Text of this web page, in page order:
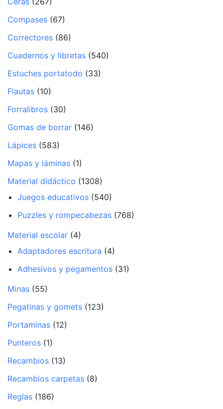
Compases (67)
Correctores (86)
Cuadernos y libretas (540)
Estuches portatodo (33)
Flautas (10)
Forralibros (30)
Gomas de borrar (146)
Lápices (583)
Mapas y láminas (1)
Material didáctico (1308)
Juegos educativos (540)
Puzzles y rompecabezas (768)
Material escolar (4)
Adaptadores escritura (4)
Adhesivos y pegamentos (31)
Minas (55)
Pegatinas y gomets (123)
Portaminas (12)
Punteros (1)
Recambios (13)
Recambios carpetas (8)
Reglas (186)